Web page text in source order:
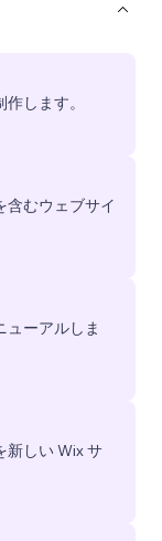
します。
含むウェブサイ
ューアルしま
新しい Wix サ